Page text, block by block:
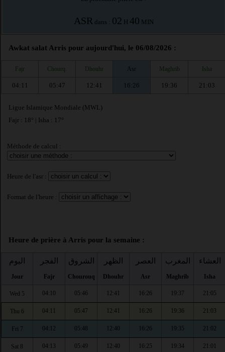
ASR dans : 02 H 40 MIN
Awkat salat Arris pour aujourd'hui, le 06/08/2026 :
Fajr Chourq. Dhouhr Asr Maghrib Isha
04:11 05:47 12:41 16:26 19:36 21:03
Ligue Islamique Mondiale (MWL)
Fajr : 18° | Isha : 17°
Méthode de calcul :
Heure de l'asr :
Format de l'heure :
Heure de prière à Arris pour la semaine :
اليوم
Jour
الفجر
Fajr
الشروق
Chourouq
الظهر
Dhouhr
العصر
Asr
المغرب
Maghrib
العشاء
Isha
Wed 5 04:10 05:46 12:41 16:26 19:37 21:05
Thu 6 04:11 05:47 12:41 16:26 19:36 21:03
Fri 7 04:12 05:48 12:40 16:26 19:35 21:02
Sat 8 04:13 05:49 12:40 16:25 19:34 21:01